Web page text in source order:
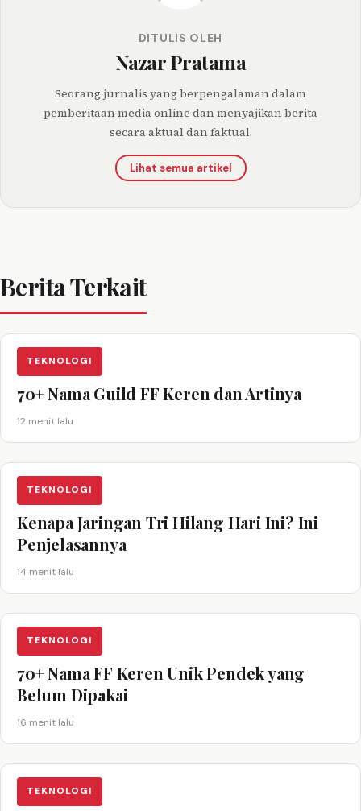
DITULIS OLEH
Nazar Pratama
Seorang jurnalis yang berpengalaman dalam
pemberitaan media online dan menyajikan berita
secara aktual dan faktual.
Lihat semua artikel
Berita Terkait
TEKNOLOGI
70+ Nama Guild FF Keren dan Artinya
12 menit lalu
TEKNOLOGI
Kenapa Jaringan Tri Hilang Hari Ini? Ini
Penjelasannya
14 menit lalu
TEKNOLOGI
70+ Nama FF Keren Unik Pendek yang
Belum Dipakai
16 menit lalu
TEKNOLOGI